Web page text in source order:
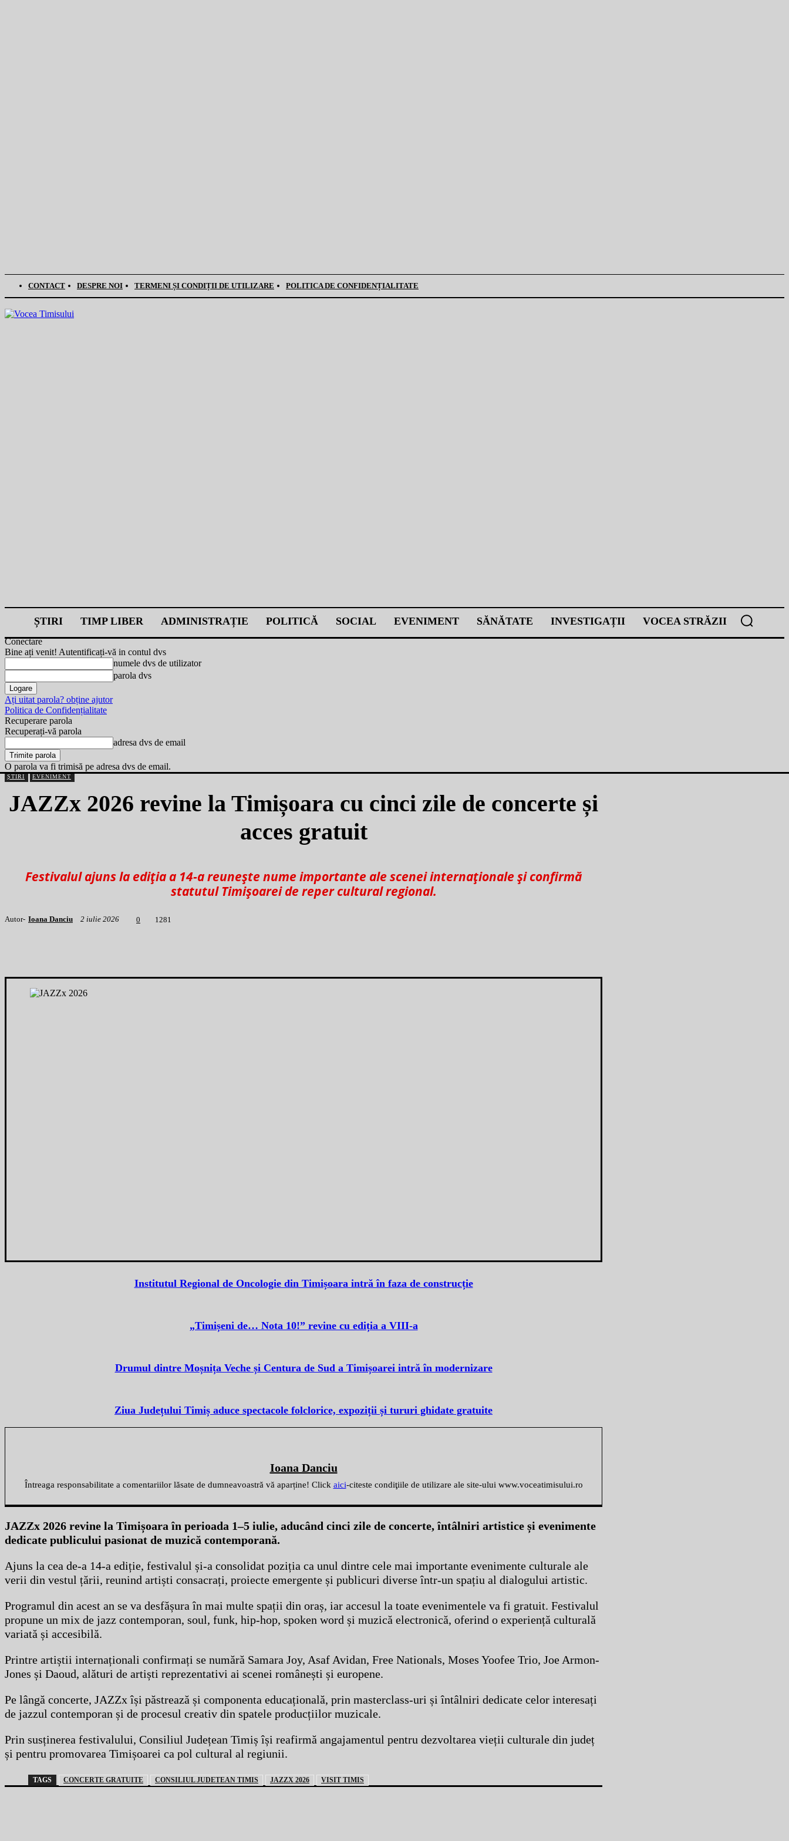
CONTACT DESPRE NOI TERMENI ȘI CONDIȚII DE UTILIZARE POLITICA DE CONFIDENȚIALITATE
ȘTIRI TIMP LIBER ADMINISTRAȚIE POLITICĂ SOCIAL EVENIMENT SĂNĂTATE INVESTIGAȚII VOCEA STRĂZII
Conectare
Bine ați venit! Autentificați-vă in contul dvs
numele dvs de utilizator
parola dvs
Ați uitat parola? obține ajutor
Politica de Confidențialitate
Recuperare parola
Recuperați-vă parola
adresa dvs de email
O parola va fi trimisă pe adresa dvs de email.
ȘTIRI EVENIMENT
JAZZx 2026 revine la Timișoara cu cinci zile de concerte și
acces gratuit
Festivalul ajuns la ediția a 14-a reunește nume importante ale scenei internaționale și confirmă
statutul Timișoarei de reper cultural regional.
Autor- Ioana Danciu 2 iulie 2026 0 1 281
Institutul Regional de Oncologie din Timișoara intră în faza de construcție
„Timișeni de… Nota 10!” revine cu ediția a VIII-a
Drumul dintre Moșnița Veche și Centura de Sud a Timișoarei intră în modernizare
Ziua Județului Timiș aduce spectacole folclorice, expoziții și tururi ghidate gratuite
Ioana Danciu
Întreaga responsabilitate a comentariilor lăsate de dumneavoastră vă aparține! Click aici-citeste condiţiile de utilizare ale site-ului www.voceatimisului.ro
JAZZx 2026 revine la Timișoara în perioada 1–5 iulie, aducând cinci zile de concerte, întâlniri artistice și evenimente
dedicate publicului pasionat de muzică contemporană.
Ajuns la cea de-a 14-a ediție, festivalul și-a consolidat poziția ca unul dintre cele mai importante evenimente culturale ale
verii din vestul țării, reunind artiști consacrați, proiecte emergente și publicuri diverse într-un spațiu al dialogului artistic.
Programul din acest an se va desfășura în mai multe spații din oraș, iar accesul la toate evenimentele va fi gratuit. Festivalul
propune un mix de jazz contemporan, soul, funk, hip-hop, spoken word și muzică electronică, oferind o experiență culturală
variată și accesibilă.
Printre artiștii internaționali confirmați se numără Samara Joy, Asaf Avidan, Free Nationals, Moses Yoofee Trio, Joe Armon-
Jones și Daoud, alături de artiști reprezentativi ai scenei românești și europene.
Pe lângă concerte, JAZZx își păstrează și componenta educațională, prin masterclass-uri și întâlniri dedicate celor interesați
de jazzul contemporan și de procesul creativ din spatele producțiilor muzicale.
Prin susținerea festivalului, Consiliul Județean Timiș își reafirmă angajamentul pentru dezvoltarea vieții culturale din județ
și pentru promovarea Timișoarei ca pol cultural al regiunii.
TAGS CONCERTE GRATUITE CONSILIUL JUDETEAN TIMIS JAZZX 2026 VISIT TIMIS